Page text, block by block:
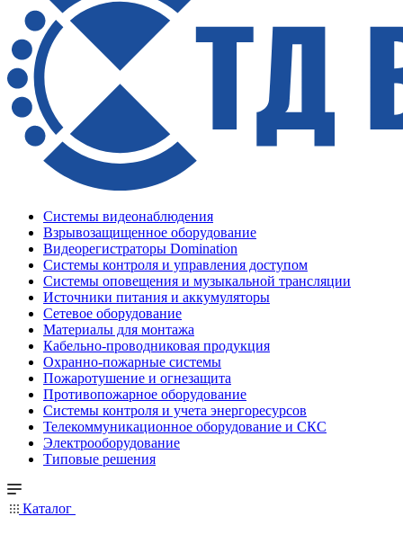
Системы видеонаблюдения
Взрывозащищенное оборудование
Видеорегистраторы Domination
Системы контроля и управления доступом
Системы оповещения и музыкальной трансляции
Источники питания и аккумуляторы
Сетевое оборудование
Материалы для монтажа
Кабельно-проводниковая продукция
Охранно-пожарные системы
Пожаротушение и огнезащита
Противопожарное оборудование
Системы контроля и учета энергоресурсов
Телекоммуникационное оборудование и СКС
Электрооборудование
Типовые решения
Каталог